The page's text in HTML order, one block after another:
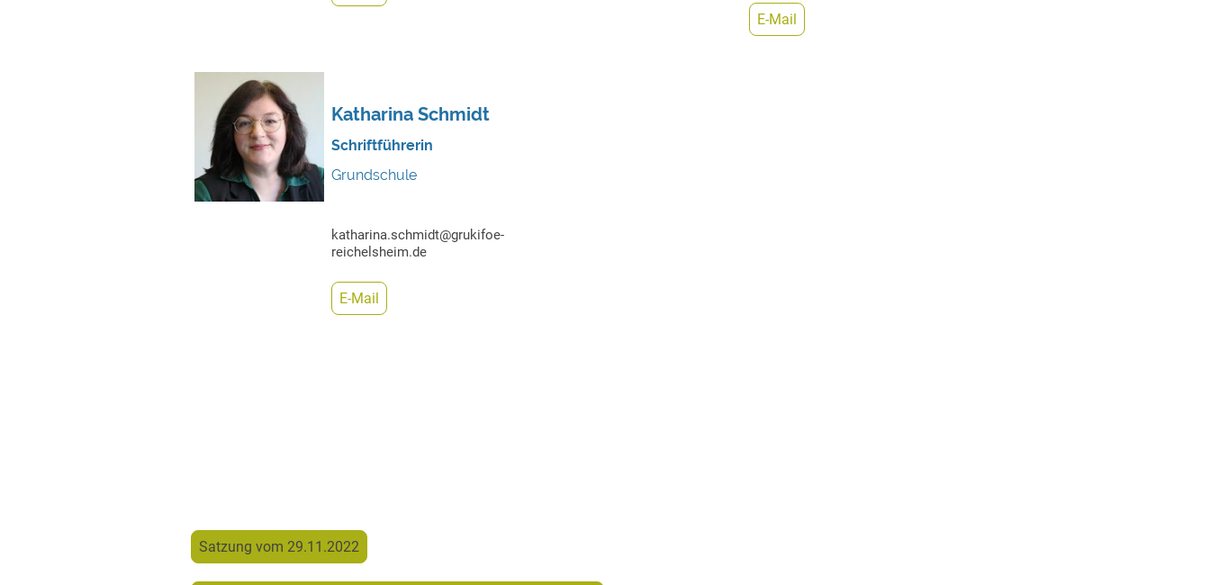
E-Mail
Katharina Schmidt
Schriftführerin
Grundschule
katharina.schmidt@grukifoe-
reichelsheim.de
E-Mail
Satzung vom 29.11.2022